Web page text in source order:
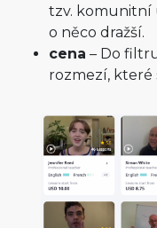
tzv. komunitní
o něco dražší.
cena – Do
rozmezí, které